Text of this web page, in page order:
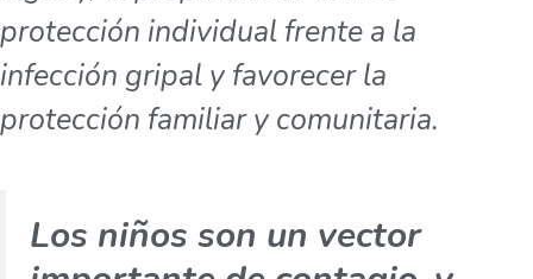
protección individual frente a la
infección gripal y favorecer la
protección familiar y comunitaria.
Los niños son un vector